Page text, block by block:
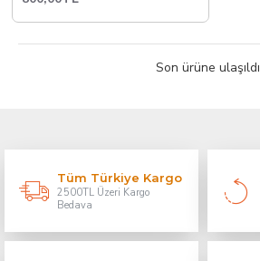
Son ürüne
Tüm Türkiye Kargo
2500TL Üzeri Kargo
Bedava